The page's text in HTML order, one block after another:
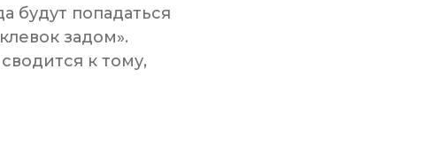
будут попадаться
задом».
к тому,